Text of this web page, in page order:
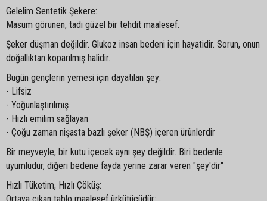
Gelelim Sentetik Şekere:
Masum görünen, tadı güzel bir tehdit maalesef.
Şeker düşman değildir. Glukoz insan bedeni için hayatidir. Sorun, onun
doğallıktan koparılmış halidir.
Bugün gençlerin yemesi için dayatılan şey:
- Lifsiz
- Yoğunlaştırılmış
- Hızlı emilim sağlayan
- Çoğu zaman nişasta bazlı şeker (NBŞ) içeren ürünlerdir
Bir meyveyle, bir kutu içecek aynı şey değildir. Biri bedenle
uyumludur, diğeri bedene fayda yerine zarar veren "şey'dir"
Hızlı Tüketim, Hızlı Çöküş: